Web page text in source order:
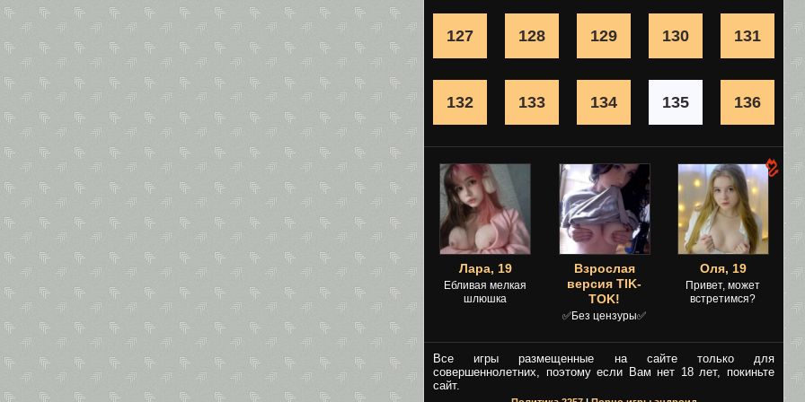
127 128 129 130 131
132 133 134 135 136
Лара, 19
Ебливая мелкая
шлюшка
Взрослая
версия TIK-
TOK!
✅Без цензуры✅
Оля, 19
Привет, может
встретимся?
Все игры размещенные на сайте только для
совершеннолетних, поэтому если Вам нет 18 лет, покиньте
сайт.